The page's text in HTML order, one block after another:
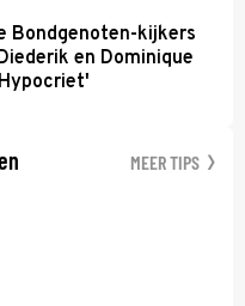
Bondgenoten-kijkers
en Dominique
MEER TIPS